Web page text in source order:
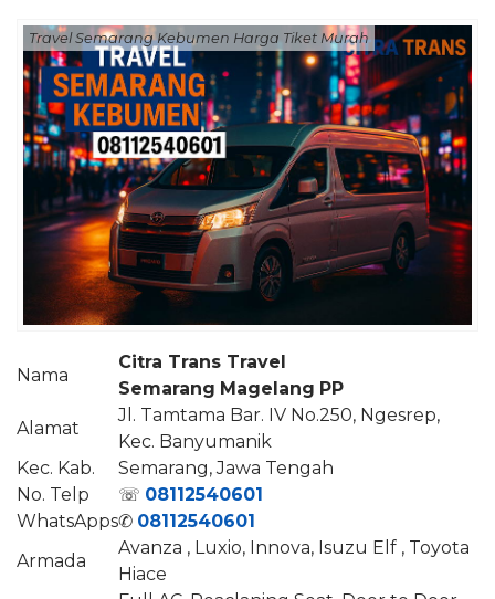
Travel Semarang Kebumen Harga Tiket Murah
Nama
Citra Trans Travel
Semarang Magelang PP
Alamat
Jl. Tamtama Bar. IV No.250, Ngesrep,
Kec. Banyumanik
Kec. Kab.
Semarang, Jawa Tengah
No. Telp
☏ 08112540601
WhatsApps✆ 08112540601
Armada
Avanza , Luxio, Innova, Isuzu Elf , Toyota
Hiace